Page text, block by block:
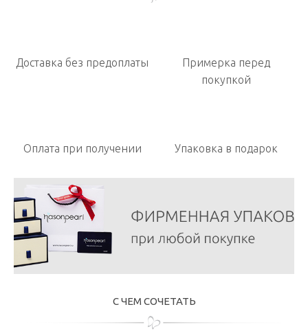
Доставка без предоплаты
Примерка перед
покупкой
Оплата при получении Упаковка в подарок
С ЧЕМ СОЧЕТАТЬ